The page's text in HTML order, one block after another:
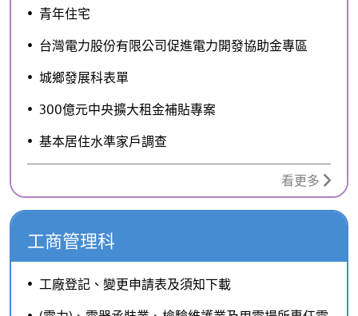
青年住宅
台灣電力股份有限公司促進電力開發協助金專區
城鄉發展科表單
300億元中央擴大租金補貼專案
基本居住水準家戶調查
看更多
工商管理科
工廠登記、變更申請表及須知下載